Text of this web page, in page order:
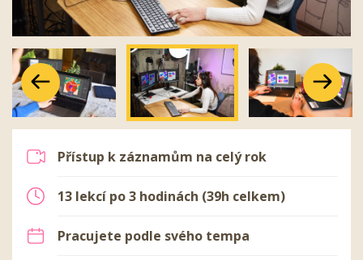
Předchozí Další
Přístup k záznamům na celý rok
13 lekcí po 3 hodinách (39h celkem)
Pracujete podle svého tempa